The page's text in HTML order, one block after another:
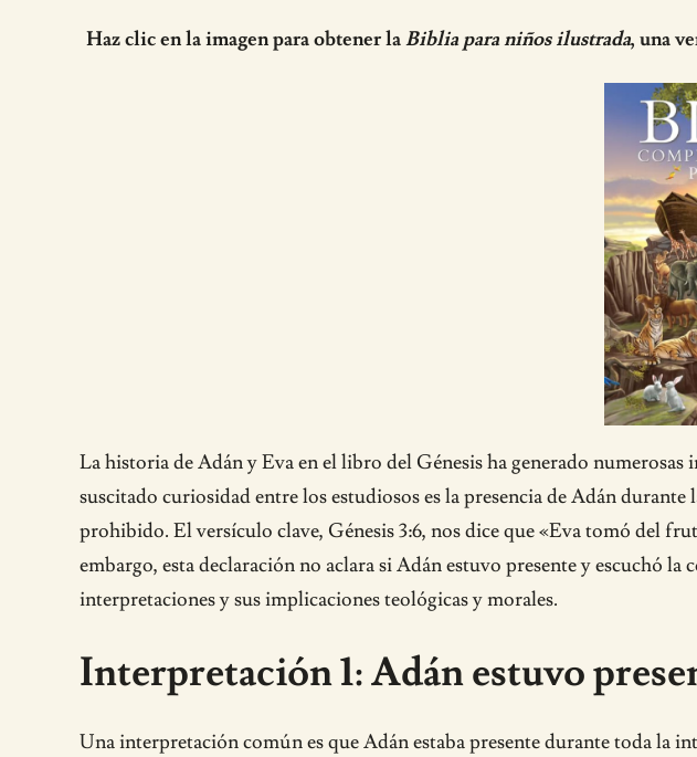
Haz clic en la imagen para obtener laBiblia para niños ilustrada, una
La historia de Adán y Eva en el libro del Génesis ha generado
suscitado curiosidad entre los estudiosos es la presencia de Adán
prohibido. El versículo clave, Génesis 3:6, nos dice que «Eva tomó del
embargo, esta declaración no aclara si Adán estuvo presente y escuchó
interpretaciones y sus implicaciones teológicas y morales.
Interpretación 1: Adán estuvo
Una interpretación común es que Adán estaba presente durante toda la